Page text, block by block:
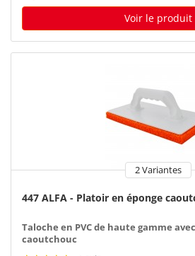
Voir le produit
2 Variantes
447 ALFA - Platoir en éponge
Taloche en PVC de haute gamme
caoutchouc